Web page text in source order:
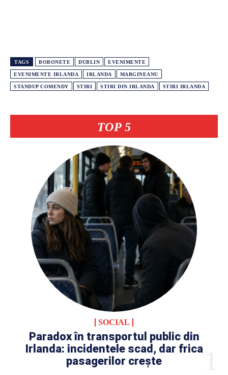
TOP 5
SOCIAL
Paradox în transportul public din
Irlanda: incidentele scad, dar frica
pasagerilor crește
TAGS BOBONETE DUBLIN EVENIMENTE
EVENIMENTE IRLANDA IRLANDA MARGINEANU
STANDUP COMENDY STIRI STIRI DIN IRLANDA STIRI IRLANDA